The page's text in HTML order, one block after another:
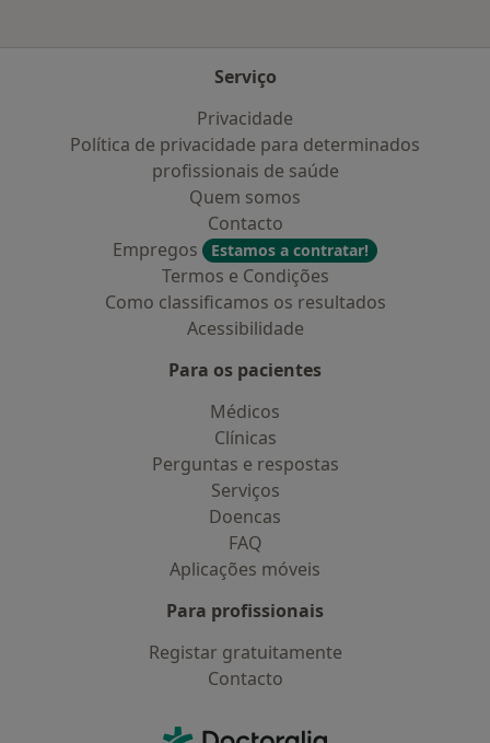
Serviço
Privacidade
Política de privacidade para determinados
profissionais de saúde
Quem somos
Contacto
Empregos
Estamos a contratar!
Termos e Condições
Como classificamos os resultados
Acessibilidade
Para os pacientes
Médicos
Clínicas
Perguntas e respostas
Serviços
Doencas
FAQ
Aplicações móveis
Para profissionais
Registar gratuitamente
Contacto
Doctoralia - Homepage